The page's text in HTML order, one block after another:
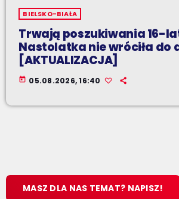
BIELSKO-BIAŁA
Trwają poszukiwania 16-
Nastolatka nie wróciła do
[AKTUALIZACJA]
today 05.08.2026, 16:40
MASZ DLA NAS TEMAT? NAPISZ!